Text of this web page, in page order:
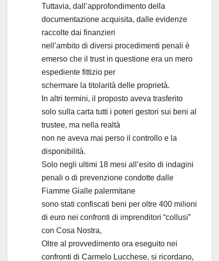
Tuttavia, dall’approfondimento della
documentazione acquisita, dalle evidenze
raccolte dai finanzieri
nell’ambito di diversi procedimenti penali è
emerso che il trust in questione era un mero
espediente fittizio per
schermare la titolarità delle proprietà.
In altri termini, il proposto aveva trasferito
solo sulla carta tutti i poteri gestori sui beni al
trustee, ma nella realtà
non ne aveva mai perso il controllo e la
disponibilità.
Solo negli ultimi 18 mesi all’esito di indagini
penali o di prevenzione condotte dalle
Fiamme Gialle palermitane
sono stati confiscati beni per oltre 400 milioni
di euro nei confronti di imprenditori “collusi”
con Cosa Nostra,
Oltre al provvedimento ora eseguito nei
confronti di Carmelo Lucchese, si ricordano,